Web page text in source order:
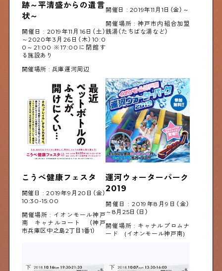
跡～平清盛からの遺言
状～
開催日 : 2019年11月16日（土）
～2020年3月26日（木）10:0
0～21:00 ※17:00に閉館す
る施設あり
開催場所 : 兵庫運河周辺
開催日 : 2019年11月1日（金）～
開催場所 : 神戸市内組合加盟
銭湯（たちばな湯など）
こうべ健康フェスタ
開催日 : 2019年9月20日（金）
10:30-15:00
開催場所 : イオンモール神戸
南 キャナルコート （神戸
市兵庫区中之島2丁目1番1）
運河ウォーターパーク
2019
開催日 : 2019年8月9日（金）
～8月25日（日）
開催場所 : キャナルプロムナ
ード (イオンモール神戸南)